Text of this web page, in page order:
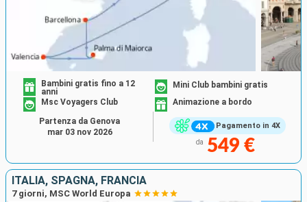
Pagamento in 4X
Bambini gratis fino a 12
anni
Mini Club bambini gratis
Msc Voyagers Club
Animazione a bordo
da 549 €
Partenza da Genova
mar 03 nov 2026
ITALIA, SPAGNA, FRANCIA
7 giorni, MSC World Europa